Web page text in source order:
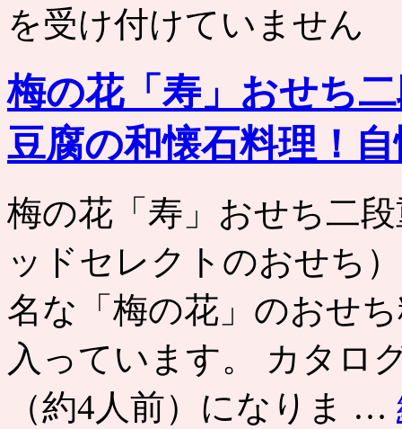
を受け付けていません
梅の花「寿」おせち
豆腐の和懐石料理！
梅の花「寿」おせち二
ッドセレクトのおせち
名な「梅の花」のおせ
入っています。 カタロ
（約4人前）になりま …